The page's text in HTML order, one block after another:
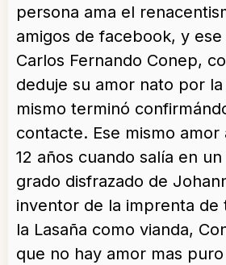
persona ama el
amigos de facebook, y
Carlos Fernando Conep,
deduje su amor nato por
mismo terminó
contacte. Ese mismo amor
12 años cuando salía en
grado disfrazado de
inventor de la imprenta de
la Lasaña como vianda,
que no hay amor mas